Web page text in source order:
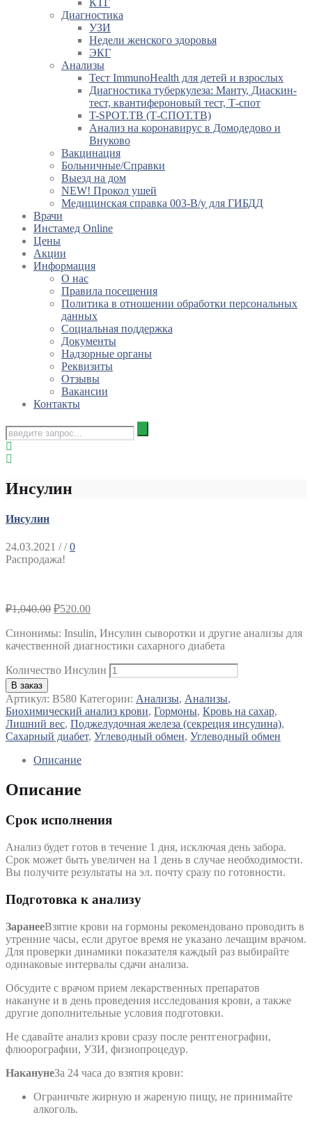
КТГ
Диагностика
УЗИ
Недели женского здоровья
ЭКГ
Анализы
Тест ImmunoHealth для детей и взрослых
Диагностика туберкулеза: Манту, Диаскин-
тест, квантифероновый тест, Т-спот
T-SPOT.TB (Т-СПОТ.ТВ)
Анализ на коронавирус в Домодедово и
Внуково
Вакцинация
Больничные/Справки
Выезд на дом
NEW! Прокол ушей
Медицинская справка 003-В/у для ГИБДД
Врачи
Инстамед Online
Цены
Акции
Информация
О нас
Правила посещения
Политика в отношении обработки персональных
данных
Социальная поддержка
Документы
Надзорные органы
Реквизиты
Отзывы
Вакансии
Контакты
Инсулин
Инсулин
24.03.2021 / /0
Распродажа!
₽1,040.00 ₽520.00
Синонимы: Insulin, Инсулин сыворотки и другие анализы для
качественной диагностики сахарного диабета
Количество Инсулин
В заказ
Артикул: B580 Категории: Анализы, Анализы,
Биохимический анализ крови, Гормоны, Кровь на сахар,
Лишний вес, Поджелудочная железа (секреция инсулина),
Сахарный диабет, Углеводный обмен, Углеводный обмен
Описание
Описание
Срок исполнения
Анализ будет готов в течение 1 дня, исключая день забора.
Срок может быть увеличен на 1 день в случае необходимости.
Вы получите результаты на эл. почту сразу по готовности.
Подготовка к анализу
ЗаранееВзятие крови на гормоны рекомендовано проводить в
утренние часы, если другое время не указано лечащим врачом.
Для проверки динамики показателя каждый раз выбирайте
одинаковые интервалы сдачи анализа.
Обсудите с врачом прием лекарственных препаратов
накануне и в день проведения исследования крови, а также
другие дополнительные условия подготовки.
Не сдавайте анализ крови сразу после рентгенографии,
флюорографии, УЗИ, физиопроцедур.
НаканунеЗа 24 часа до взятия крови:
Ограничьте жирную и жареную пищу, не принимайте
алкоголь.